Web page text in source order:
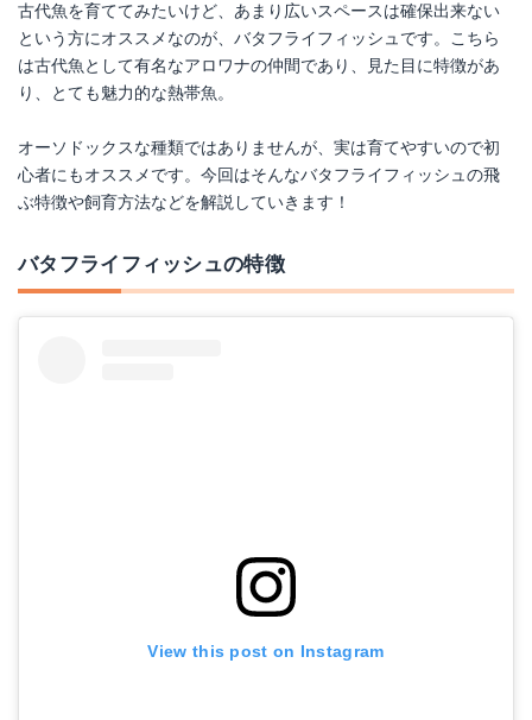
古代魚を育ててみたいけど、あまり広いスペースは確保出来ない
という方にオススメなのが、バタフライフィッシュです。こちら
は古代魚として有名なアロワナの仲間であり、見た目に特徴があ
り、とても魅力的な熱帯魚。
オーソドックスな種類ではありませんが、実は育てやすいので初
心者にもオススメです。今回はそんなバタフライフィッシュの飛
ぶ特徴や飼育方法などを解説していきます！
バタフライフィッシュの特徴
View this post on Instagram